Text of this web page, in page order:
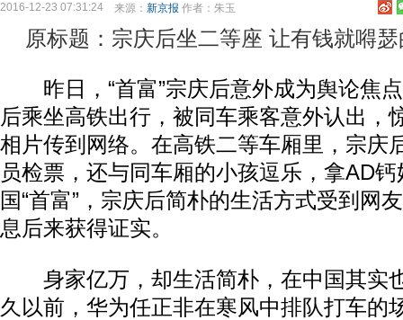
2016-12-23 07:31:24 来源： 新京报 作者：朱玉
原标题：宗庆后坐二等座 让有钱就嘚瑟
昨日，“首富”宗庆后意外成为舆论焦
后乘坐高铁出行，被同车乘客意外认出，
相片传到网络。在高铁二等车厢里，宗庆
员检票，还与同车厢的小孩逗乐，拿AD
国“首富”，宗庆后简朴的生活方式受到网
息后来获得证实。
身家亿万，却生活简朴，在中国其实
久以前，华为任正非在寒风中排队打车的